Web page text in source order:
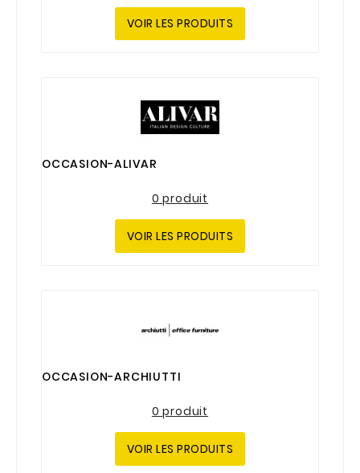
VOIR LES PRODUITS
OCCASION-ALIVAR
0 produit
VOIR LES PRODUITS
OCCASION-ARCHIUTTI
0 produit
VOIR LES PRODUITS